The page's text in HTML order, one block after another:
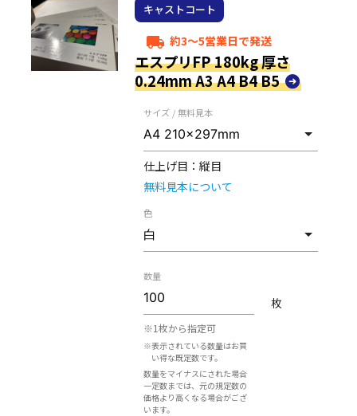
キャストコート
local_shipping 約3～5営業日で発送
エスプリFP 180kg 厚さ
0.24mm A3 A4 B4 B5
サイズ / 無料見本
仕上げ目： 縦目
無料見本について
色
数量
※1枚から指定可
※表示されている数量はお買
い得な既定数です。
数量をマイナスにされた場合
一定数までは、元の規定数の
価格より高くなる場合がござ
います。
枚